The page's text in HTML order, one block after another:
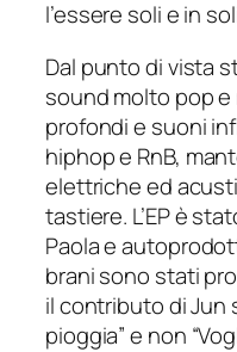
l’essere soli e in
Dal punto di vista
sound molto pop
profondi e suoni
hiphop e RnB,
elettriche ed
tastiere. L’EP è
Paola e
brani sono stati
il contributo di Jun
pioggia” e non